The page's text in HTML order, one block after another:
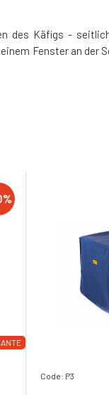
des Käfigs -
Fenster an der
Code: P3